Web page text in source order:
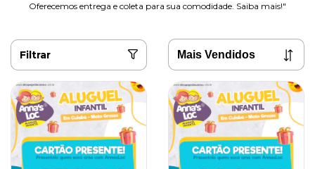
Oferecemos entrega e coleta para sua comodidade. Saiba mais!"
Filtrar